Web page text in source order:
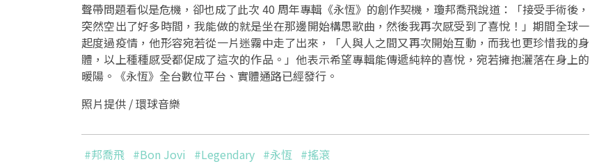
聲帶問題看似是危機，卻也成了此次 40 周年專輯《永恆》的創作契機，瓊邦喬飛說道：「接受手術後，
突然空出了好多時間，我能做的就是坐在那邊開始構思歌曲，然後我再次感受到了喜悅！」期間全球一
起度過疫情，他形容宛若從一片迷霧中走了出來，「人與人之間又再次開始互動，而我也更珍惜我的身
體，以上種種感受都促成了這次的作品。」他表示希望專輯能傳遞純粹的喜悅，宛若擁抱灑落在身上的
暖陽。《永恆》全台數位平台、實體通路已經發行。
照片提供 / 環球音樂
#邦喬飛 #Bon Jovi #Legendary #永恆 #搖滾